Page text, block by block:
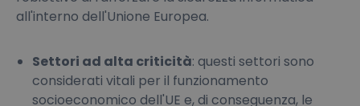
all'interno dell'Unione Europea.
Settori ad alta criticità: questi settori sono
considerati vitali per il funzionamento
socioeconomico dell'UE e, di conseguenza, le